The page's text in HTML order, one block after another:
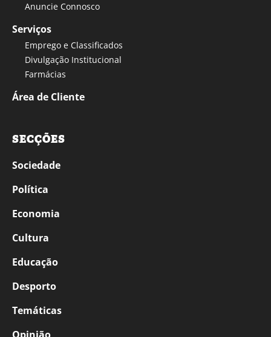
Anuncie Connosco
Serviços
Emprego e Classificados
Divulgação Institucional
Farmácias
Área de Cliente
SECÇÕES
Sociedade
Política
Economia
Cultura
Educação
Desporto
Temáticas